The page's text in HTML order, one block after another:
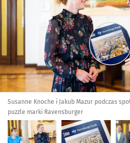
Susanne Knoche i Jakub Mazur podczas
puzzle marki Ravensburger